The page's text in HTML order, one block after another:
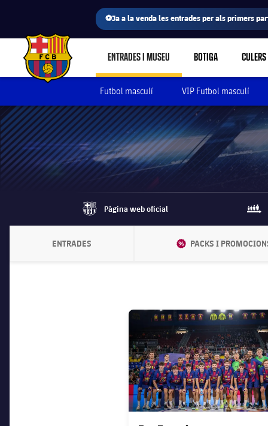
⚽Ja a la venda les entrades per als primers
FC Barcelona club badge ENTRADES I MUSEULABEL.SHARE.CARETDOWN
BOTIGA CULERS
Futbol masculí VIP Futbol masculí
barca-monochrome
Pàgina web oficial
ENTRADES
LABEL.ARIA.CHEVRONRIGHT
DISCOUNT
PACKS I
FC Barcelona club badge